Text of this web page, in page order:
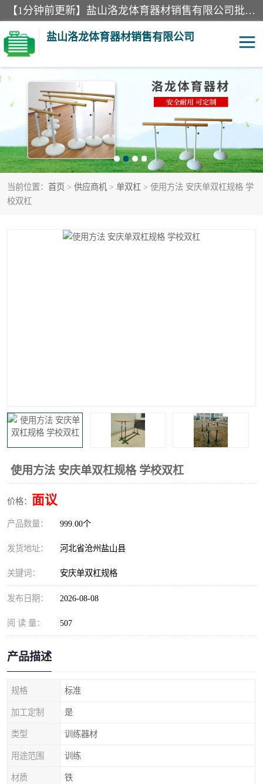
【1分钟前更新】盐山洛龙体育器材销售有限公司批量供应：300米障碍器材、400米障碍器材、部队训练器材、双杠、体操垫、舞蹈把杆等产品。盐山洛龙体育器材销售有限公司经过多年的发展，集研发，生产，销售，售后服务为一体. 奉行“质量，信誉，服务”的宗旨，以开拓创新的精神和真诚守信的态度积极进取。
盐山洛龙体育器材销售有限公司
当前位置： 首页 > 供应商机 > 单双杠 > 使用方法 安庆单双杠规格 学
校双杠
使用方法 安庆单双杠规格 学校双杠
价格： 面议
产品数量： 999.00个
发货地址： 河北省沧州盐山县
关键词： 安庆单双杠规格
发布日期： 2026-08-08
阅 读 量： 507
产品描述
规格 标准
加工定制 是
类型 训练器材
用途范围 训练
材质 铁
单双杠 舞蹈把杆
400米障碍器材 体操垫
300米障碍器材 攀爬架
塑胶跑道 400米障碍器材1